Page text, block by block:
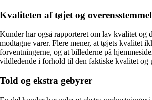
Kvaliteten af tøjet og
Kunder har også rapporteret om lav kvalitet og
modtagne varer. Flere mener, at tøjets kvalitet
forventningerne, og at billederne på
vildledende i forhold til den faktiske kvalitet og
Told og ekstra gebyrer